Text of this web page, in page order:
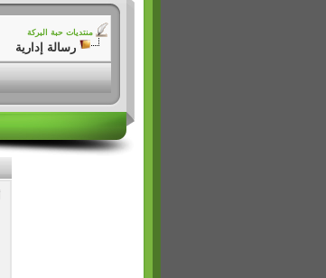
منتديات حبة البركة
رسالة إدارية